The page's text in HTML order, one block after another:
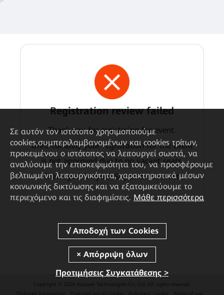
Registration review failed
Thank you for registering for event.
Unfortunately your registration for the event
is not approved due to no vacant seats.
Thank you for your Support and Trust.
Copyright © 2026 Huawei Technologies Co., Ltd. All rights reserved.
Πολιτική Απορρήτου
Πολιτική για τα Cookie Ρυθμίσεις Cookie Terms of use
Σε αυτόν τον ιστότοπο χρησιμοποιούμε
cookies,συμπεριλαμβανομένων και cookies τρίτων,
προκειμένου ο ιστότοπος να λειτουργεί σωστά, να
αναλύουμε την επισκεψιμότητα του, να προσφέρουμε
βελτιωμένη λειτουργικότητα, χαρακτηριστικά μέσων
κοινωνικής δικτύωσης και να εξατομικεύουμε το
περιεχόμενο και τις διαφημίσεις. Μάθε περισσότερα
Προτιμήσεις Συγκατάθεσης >